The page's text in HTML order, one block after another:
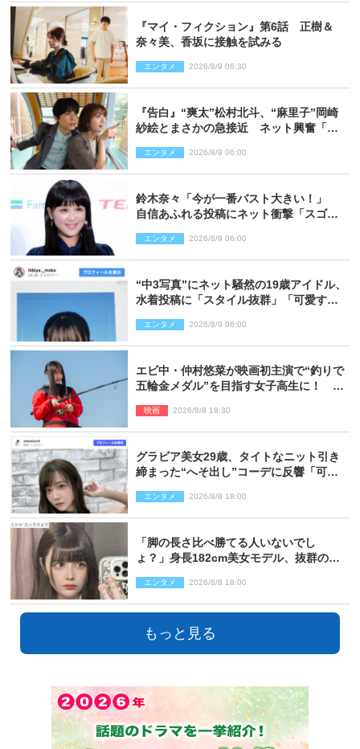
『マイ・フィクション』第6話 正樹＆
奈々美、香坂に接触を試みる
エンタメ 2026/8/9 06:30
『告白』“爽太”松村北斗、“麻里子”岡崎
紗絵とまさかの急接近 ネット興奮「そ
り）
エンタメ 2026/8/9 06:00
鈴木奈々「今が一番バスト大きい！」
自信あふれる投稿にネット衝撃「スゴ
エンタメ 2026/8/9 06:00
“中3写真”にネット騒然の19歳アイドル、
水着投稿に「スタイル抜群」「可愛すぎ
エンタメ 2026/8/9 06:00
エビ中・仲村悠菜が映画初主演で“釣りで
五輪金メダル”を目指す女子高生に！ 映
映画 2026/8/8 19:30
グラビア美女29歳、タイトなニット引き
締まった“へそ出し”コーデに反響「可愛
エンタメ 2026/8/8 18:00
「脚の長さ比べ勝てる人いないでし
ょ？」身長182cm美女モデル、抜群のプ
エンタメ 2026/8/8 18:00
もっと見る